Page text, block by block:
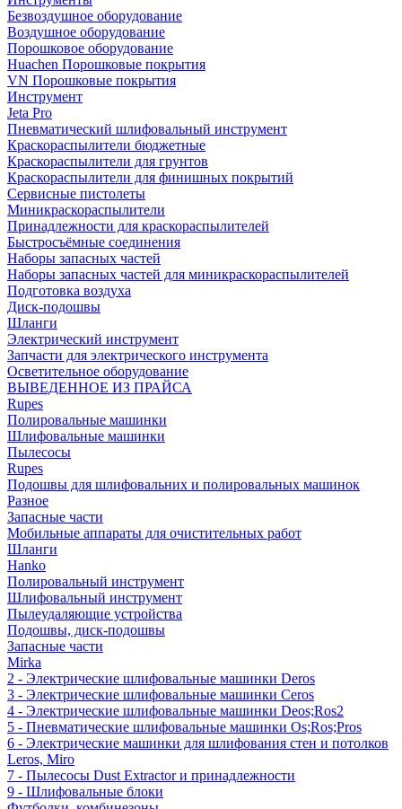
Безвоздушное оборудование
Воздушное оборудование
Порошковое оборудование
Huachen Порошковые покрытия
VN Порошковые покрытия
Инструмент
Jeta Pro
Пневматический шлифовальный инструмент
Краскораспылители бюджетные
Краскораспылители для грунтов
Краскораспылители для финишных покрытий
Сервисные пистолеты
Миникраскораспылители
Принадлежности для краскораспылителей
Быстросъёмные соединения
Наборы запасных частей
Наборы запасных частей для миникраскораспылителей
Подготовка воздуха
Диск-подошвы
Шланги
Электрический инструмент
Запчасти для электрического инструмента
Осветительное оборудование
ВЫВЕДЕННОЕ ИЗ ПРАЙСА
Rupes
Полировальные машинки
Шлифовальные машинки
Пылесосы
Rupes
Подошвы для шлифовальних и полировальных машинок
Разное
Запасные части
Мобильные аппараты для очистительных работ
Шланги
Hanko
Полировальный инструмент
Шлифовальный инструмент
Пылеудаляющие устройства
Подошвы, диск-подошвы
Запасные части
Mirka
2 - Электрические шлифовальные машинки Deros
3 - Электрические шлифовальные машинки Ceros
4 - Электрические шлифовальные машинки Deos;Ros2
5 - Пневматические шлифовальные машинки Os;Ros;Pros
6 - Электрические машинки для шлифования стен и потолков
Leros, Miro
7 - Пылесосы Dust Extractor и принадлежности
9 - Шлифовальные блоки